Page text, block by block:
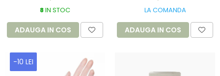
optic crom
8IN STOC
ADAUGA IN COS
impermeabila,
radio-transparenta
- rola 100x11 cm
LA COMANDA
ADAUGA IN COS
-10 LEI